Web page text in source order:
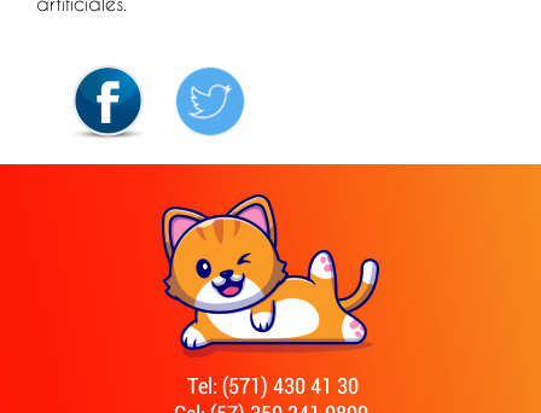
Tel: (571) 430 41 30